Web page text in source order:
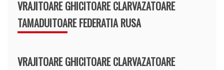
VRAJITOARE GHICITOARE CLARVAZATOARE
TAMADUITOARE FEDERATIA RUSA
VRAJITOARE GHICITOARE CLARVAZATOARE